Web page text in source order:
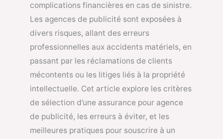
complications financières en cas de sinistre.
Les agences de publicité sont exposées à
divers risques, allant des erreurs
professionnelles aux accidents matériels, en
passant par les réclamations de clients
mécontents ou les litiges liés à la propriété
intellectuelle. Cet article explore les critères
de sélection d’une assurance pour agence
de publicité, les erreurs à éviter, et les
meilleures pratiques pour souscrire à un